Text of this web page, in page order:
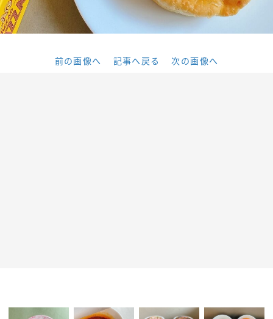
前の画像へ 記事へ戻る 次の画像へ